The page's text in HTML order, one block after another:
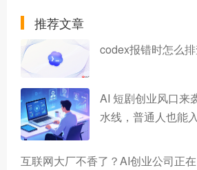
推荐文章
codex报错时怎么
AI 短剧创业风口来
水线，普通人也能
互联网大厂不香了？AI创业公司正